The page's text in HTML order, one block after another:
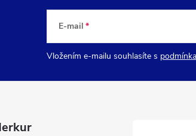
E-mail
Vložením e-mailu souhlasíte s